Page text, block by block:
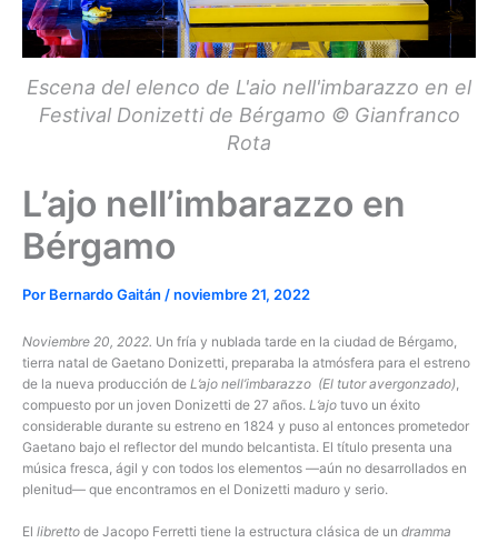
Escena del elenco de L'aio nell'imbarazzo en el
Festival Donizetti de Bérgamo © Gianfranco
Rota
L’ajo nell’imbarazzo en
Bérgamo
Por Bernardo Gaitán /noviembre 21, 2022
Noviembre 20, 2022. Un fría y nublada tarde en la ciudad de Bérgamo,
tierra natal de Gaetano Donizetti, preparaba la atmósfera para el estreno
de la nueva producción de L’ajo nell’imbarazzo (El tutor avergonzado)
compuesto por un joven Donizetti de 27 años. L’ajo tuvo un éxito
considerable durante su estreno en 1824 y puso al entonces prometedor
Gaetano bajo el reflector del mundo belcantista. El título presenta una
música fresca, ágil y con todos los elementos —aún no desarrollados en
plenitud— que encontramos en el Donizetti maduro y serio.
El libretto de Jacopo Ferretti tiene la estructura clásica de un dramma